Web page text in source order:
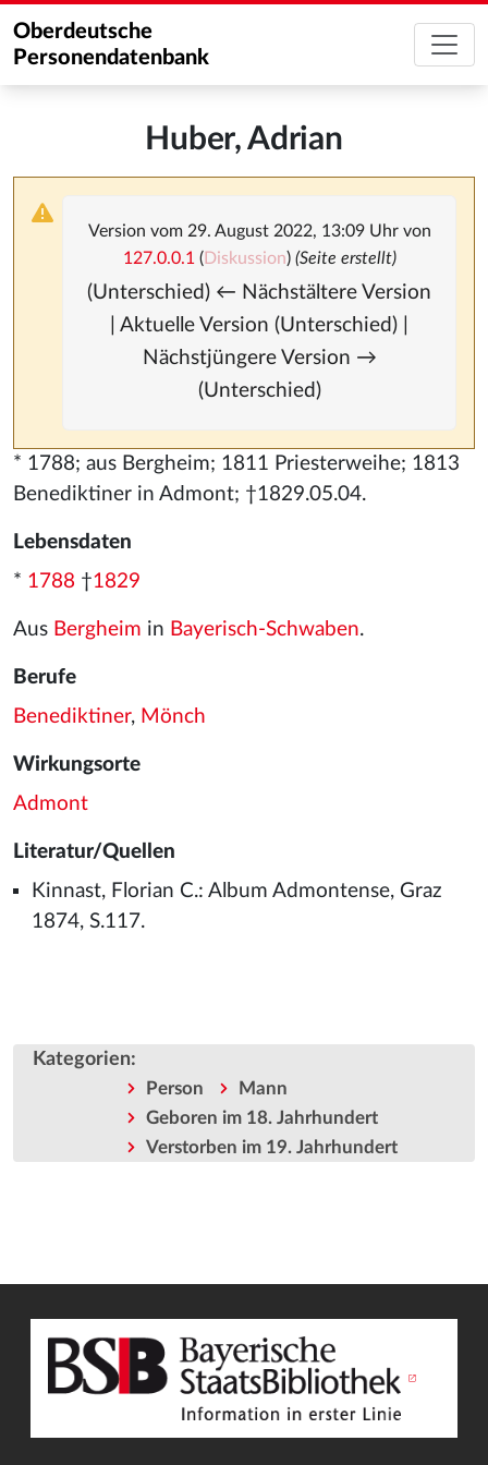
Oberdeutsche
Personendatenbank
Huber, Adrian
Version vom 29. August 2022, 13:09 Uhr von
127.0.0.1 (Diskussion) (Seite erstellt)
(Unterschied) ← Nächstältere Version
| Aktuelle Version (Unterschied) |
Nächstjüngere Version →
(Unterschied)
* 1788; aus Bergheim; 1811 Priesterweihe; 1813
Benediktiner in Admont; †1829.05.04.
Lebensdaten
* 1788 †1829
Aus Bergheim in Bayerisch-Schwaben.
Berufe
Benediktiner, Mönch
Wirkungsorte
Admont
Literatur/Quellen
Kinnast, Florian C.: Album Admontense, Graz
1874, S.117.
Kategorien:
Person
Mann
Geboren im 18. Jahrhundert
Verstorben im 19. Jahrhundert